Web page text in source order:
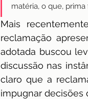
matéria, o que, prima
Mais
reclamação
adotada buscou
discussão nas
claro que a
impugnar decisões